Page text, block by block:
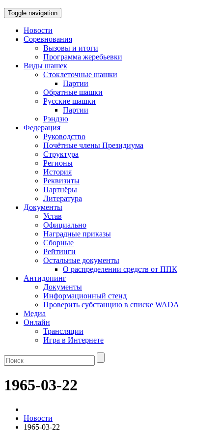
Toggle navigation
Новости
Соревнования
Вызовы и итоги
Программа жеребьевки
Виды шашек
Стоклеточные шашки
Партии
Обратные шашки
Русские шашки
Партии
Рэндзю
Федерация
Руководство
Почётные члены Президиума
Структура
Регионы
История
Реквизиты
Партнёры
Литература
Документы
Устав
Официально
Наградные приказы
Сборные
Рейтинги
Остальные документы
О распределении средств от ППК
Антидопинг
Документы
Информационный стенд
Проверить субстанцию в списке WADA
Медиа
Онлайн
Трансляции
Игра в Интернете
1965-03-22
Новости
1965-03-22